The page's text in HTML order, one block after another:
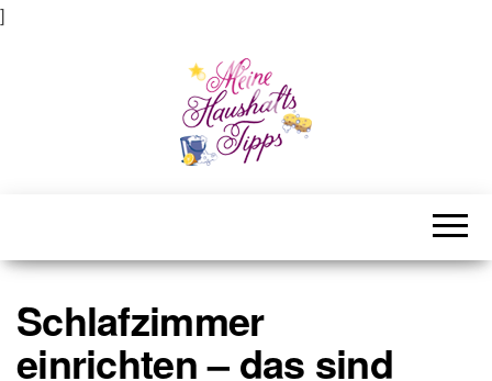
]
Schlafzimmer
einrichten – das sind